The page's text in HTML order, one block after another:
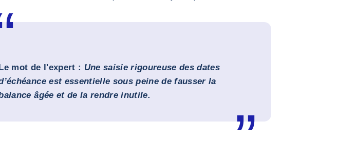
mot de l'expert : Une saisie rigoureuse des dates
est essentielle sous peine de fausser la
âgée et de la rendre inutile.